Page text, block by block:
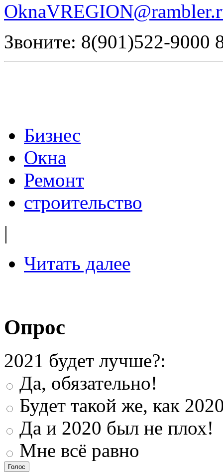
Звоните: 8(901)522-9000
Бизнес
Окна
Ремонт
строительство
|
Читать далее
Опрос
2021 будет лучше?:
Да, обязательно!
Будет такой же, как
Да и 2020 был не плох!
Мне всё равно